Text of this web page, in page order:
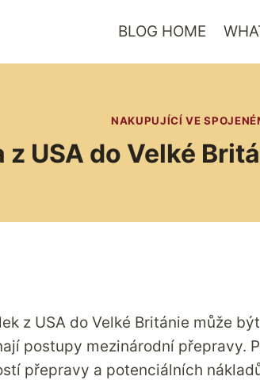
BLOG HOME
NAKUPUJÍCÍ VE
z USA do Velké
z USA do Velké Británie může
postupy mezinárodní přepravy.
přepravy a potenciálních